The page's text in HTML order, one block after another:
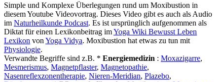
Simple und Komplexe Überlegungen rund um Moxibustion in
diesem Youtube Videovortrag. Dieses Video gibt es auch als Audio
im Naturheilkunde Podcast. Es ist ursprünglich aufgenommen als
Diktat für einen Lexikonbeitrag imYoga Wiki Bewusst Leben
Lexikon von Yoga Vidya. Moxibustion hat etwas zu tun mit
Physiologie.
Verwandte Begriffe sind z.B. * Energiemedizin : Moxazigarre,
Mesmerismus, Magnetpflaster, Magnetopathie,
Nasenreflexzonentherapie, Nieren-Meridian, Plazebo,